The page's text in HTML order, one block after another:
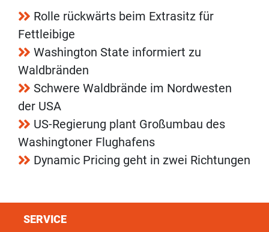
Rolle rückwärts beim Extrasitz für
Fettleibige
Washington State informiert zu
Waldbränden
Schwere Waldbrände im Nordwesten
der USA
US-Regierung plant Großumbau des
Washingtoner Flughafens
Dynamic Pricing geht in zwei Richtungen
SERVICE